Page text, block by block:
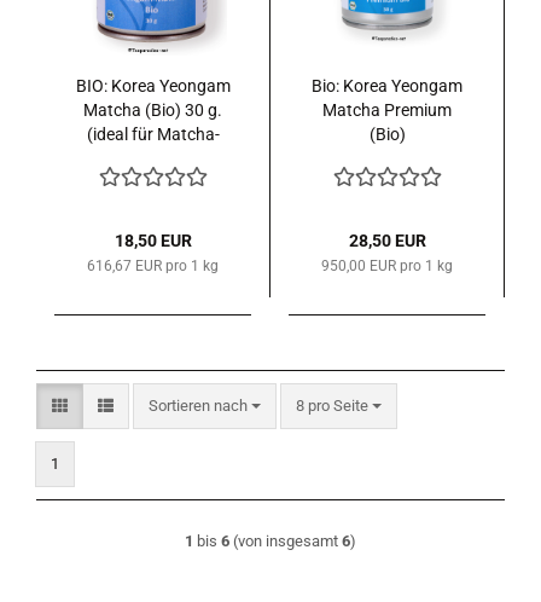
BIO: Korea Yeongam
Matcha (Bio) 30 g.
(ideal für Matcha-
18,50 EUR
616,67 EUR pro 1 kg
Bio: Korea Yeongam
Matcha Premium
(Bio)
28,50 EUR
950,00 EUR pro 1 kg
Sortieren nach
Sortieren nach 8 pro Seite
pro Seite
1
1 bis 6 (von insgesamt 6)